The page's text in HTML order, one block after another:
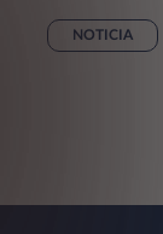
NOTICIA